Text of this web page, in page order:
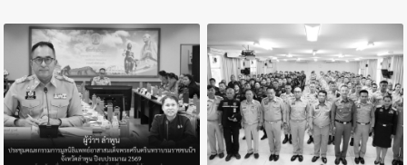
ข่าวสารจังหวัด